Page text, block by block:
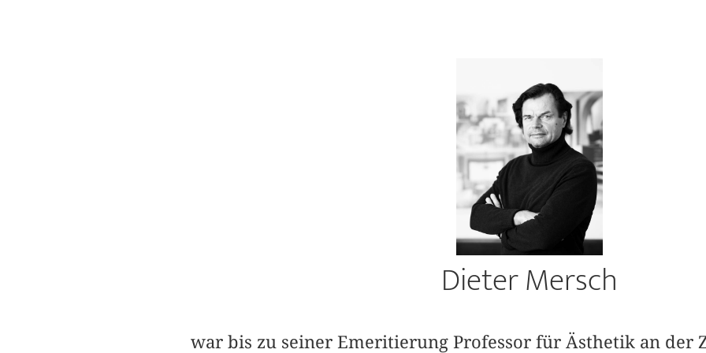
Dieter Mersch
war bis zu seiner Emeritierung Professor für Ästhetik an der